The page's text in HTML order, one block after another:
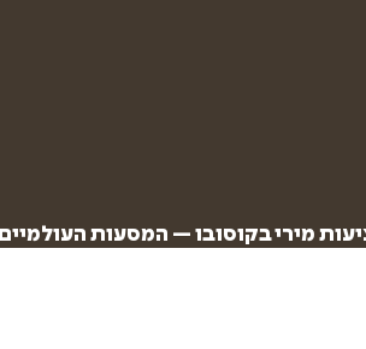
מירי בקוסובו – המסעות